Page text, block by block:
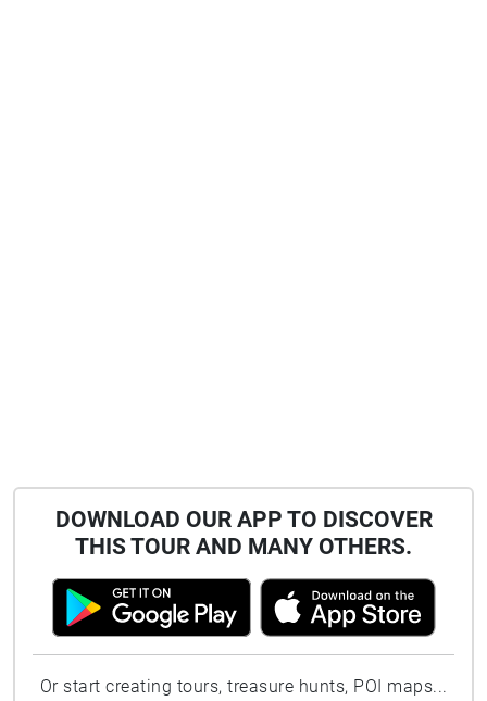
DOWNLOAD OUR APP TO DISCOVER
THIS TOUR AND MANY OTHERS.
Or start creating tours, treasure hunts, POI maps...